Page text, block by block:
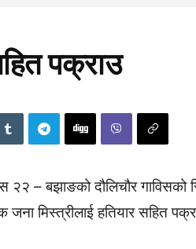
पक्राउ
२२ – बझाङको दौलिचौर गाविसको
जना मिस्त्रीलाई हतियार सहित